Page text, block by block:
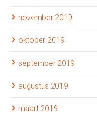
november 2019
oktober 2019
september 2019
augustus 2019
maart 2019